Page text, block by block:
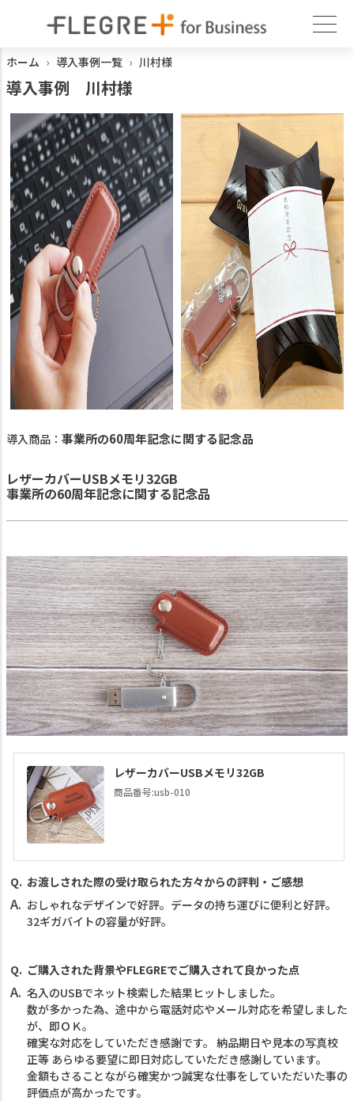
ホーム 導入事例一覧 川村様
導入事例 川村様
導入商品： 事業所の60周年記念に関する記念品
レザーカバーUSBメモリ32GB
事業所の60周年記念に関する記念品
レザーカバーUSBメモリ32GB
商品番号:usb-010
お渡しされた際の受け取られた方々からの評判・ご感想
おしゃれなデザインで好評。データの持ち運びに便利と好評。
32ギガバイトの容量が好評。
ご購入された背景やFLEGREでご購入されて良かった点
名入のUSBでネット検索した結果ヒットしました。
数が多かった為、途中から電話対応やメール対応を希望しました
が、即ＯＫ。
確実な対応をしていただき感謝です。 納品期日や見本の写真校
正等 あらゆる要望に即日対応していただき感謝しています。
金額もさることながら確実かつ誠実な仕事をしていただいた事の
評価点が高かったです。